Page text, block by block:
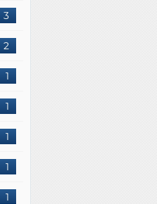
3
2
1
1
1
1
1